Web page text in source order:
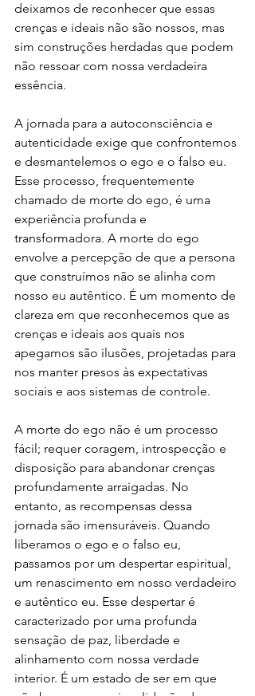
deixamos de reconhecer que essas
crenças e ideais não são nossos, mas
sim construções herdadas que podem
não ressoar com nossa verdadeira
essência.
A jornada para a autoconsciência e
autenticidade exige que confrontemos
e desmantelemos o ego e o falso eu.
Esse processo, frequentemente
chamado de morte do ego, é uma
experiência profunda e
transformadora. A morte do ego
envolve a percepção de que a persona
que construímos não se alinha com
nosso eu autêntico. É um momento de
clareza em que reconhecemos que as
crenças e ideais aos quais nos
apegamos são ilusões, projetadas para
nos manter presos às expectativas
sociais e aos sistemas de controle.
A morte do ego não é um processo
fácil; requer coragem, introspecção e
disposição para abandonar crenças
profundamente arraigadas. No
entanto, as recompensas dessa
jornada são imensuráveis. Quando
liberamos o ego e o falso eu,
passamos por um despertar espiritual,
um renascimento em nosso verdadeiro
e autêntico eu. Esse despertar é
caracterizado por uma profunda
sensação de paz, liberdade e
alinhamento com nossa verdade
interior. É um estado de ser em que